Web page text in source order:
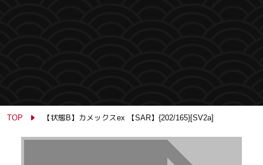
TOP 【状態B】カメックスex 【SAR】{202/165}[SV2a]